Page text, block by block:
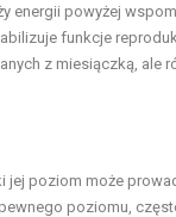
energii powyżej
funkcje
z miesiączką, ale
poziom może
poziomu,